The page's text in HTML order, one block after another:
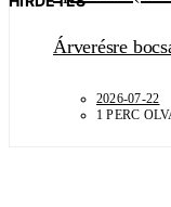
Árverésre
2026-07-22
1 PERC